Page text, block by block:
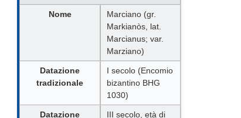
Nome
Marciano (gr.
Markianòs, lat.
Marcianus; var.
Marziano)
Datazione
tradizionale
I secolo (Encomio
bizantino BHG
1030)
Datazione
III secolo, età di